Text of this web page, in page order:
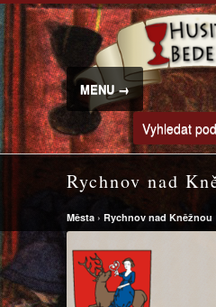
MENU →
Vyhledat
Rychnov nad
Města › Rychnov nad Kněžnou